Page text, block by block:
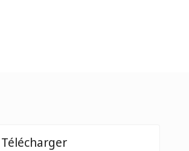
Télécharger